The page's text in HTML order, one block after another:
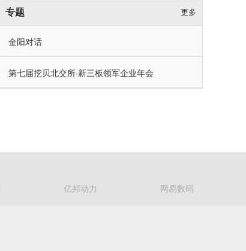
专题 更多
金阳对话
第七届挖贝北交所·新三板领军企业年会
亿邦动力 网易数码